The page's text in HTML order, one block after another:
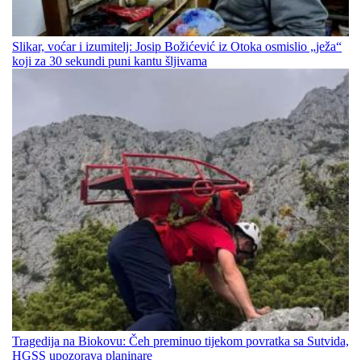
Slikar, voćar i izumitelj: Josip Božićević iz Otoka osmislio „ježa“
koji za 30 sekundi puni kantu šljivama
Tragedija na Biokovu: Čeh preminuo tijekom povratka sa Sutvida,
HGSS upozorava planinare